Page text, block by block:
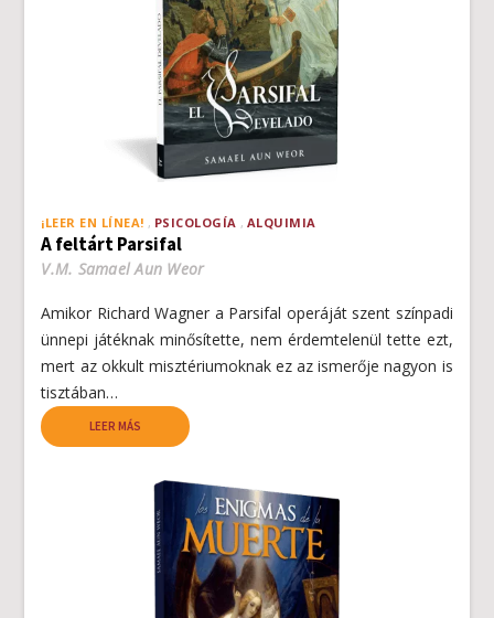
¡LEER EN LÍNEA! PSICOLOGÍA ALQUIMIA
A feltárt Parsifal
V.M. Samael Aun Weor
Amikor Richard Wagner a Parsifal operáját szent színpadi
ünnepi játéknak minősítette, nem érdemtelenül tette ezt,
mert az okkult misztériumoknak ez az ismerője nagyon is
tisztában…
LEER MÁS